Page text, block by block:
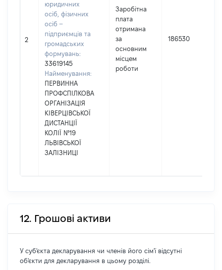
2
юридичних
осіб, фізичних
осіб –
підприємців та
громадських
формувань:
33619145
Найменування:
ПЕРВИННА
ПРОФСПІЛКОВА
ОРГАНІЗАЦІЯ
КІВЕРЦІВСЬКОЇ
ДИСТАНЦІЇ
КОЛІЇ №19
ЛЬВІВСЬКОЇ
ЗАЛІЗНИЦІ
Заробітна
плата
отримана
за
основним
місцем
роботи
186530
12. Грошові активи
У суб'єкта декларування чи членів його сім'ї відсутні
об'єкти для декларування в цьому розділі.